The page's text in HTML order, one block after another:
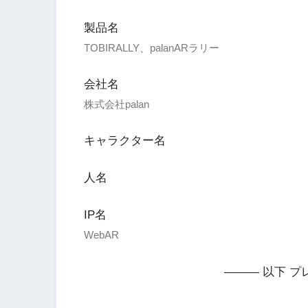
製品名
TOBIRALLY、palanARラリー
会社名
株式会社palan
キャラクター名
人名
IP名
WebAR
——— 以下 プ